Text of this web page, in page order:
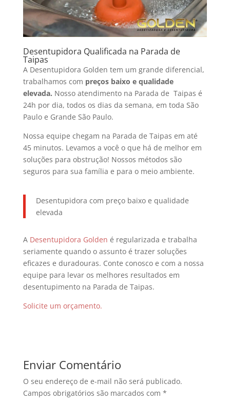
Desentupidora Qualificada na Parada de
Taipas
A Desentupidora Golden tem um grande diferencial,
trabalhamos com preços baixo e qualidade
elevada. Nosso atendimento na Parada de Taipas é
24h por dia, todos os dias da semana, em toda São
Paulo e Grande São Paulo.
Nossa equipe chegam na Parada de Taipas em até
45 minutos. Levamos a você o que há de melhor em
soluções para obstrução! Nossos métodos são
seguros para sua família e para o meio ambiente.
Desentupidora com preço baixo e qualidade
elevada
A Desentupidora Golden é regularizada e trabalha
seriamente quando o assunto é trazer soluções
eficazes e duradouras. Conte conosco e com a nossa
equipe para levar os melhores resultados em
desentupimento na Parada de Taipas.
Solicite um orçamento.
Enviar Comentário
O seu endereço de e-mail não será publicado.
Campos obrigatórios são marcados com *